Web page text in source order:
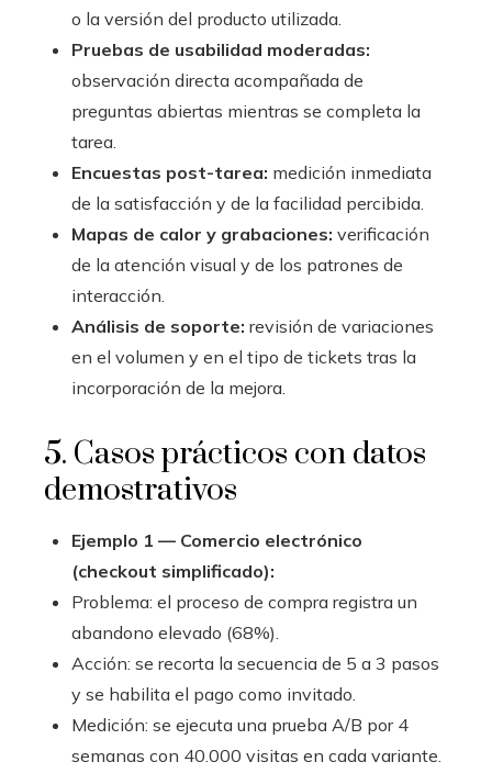
o la versión del producto utilizada.
Pruebas de usabilidad moderadas:
observación directa acompañada de
preguntas abiertas mientras se completa la
tarea.
Encuestas post-tarea: medición inmediata
de la satisfacción y de la facilidad percibida.
Mapas de calor y grabaciones: verificación
de la atención visual y de los patrones de
interacción.
Análisis de soporte: revisión de variaciones
en el volumen y en el tipo de tickets tras la
incorporación de la mejora.
5. Casos prácticos con datos
demostrativos
Ejemplo 1 — Comercio electrónico
(checkout simplificado):
Problema: el proceso de compra registra un
abandono elevado (68%).
Acción: se recorta la secuencia de 5 a 3 pasos
y se habilita el pago como invitado.
Medición: se ejecuta una prueba A/B por 4
semanas con 40.000 visitas en cada variante.